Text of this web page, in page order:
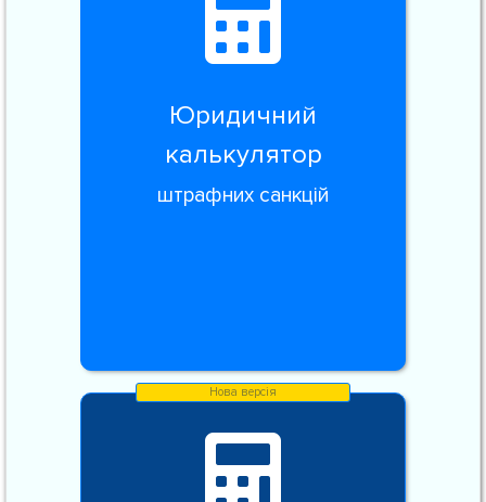
Юридичний
калькулятор
штрафних санкцій